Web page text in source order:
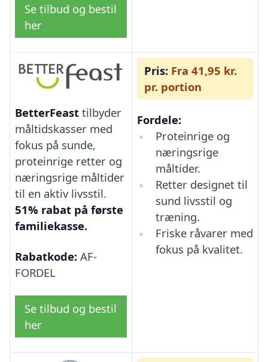
Se tilbud og bestil
her
BetterFeast tilbyder
måltidskasser med
fokus på sunde,
proteinrige retter og
næringsrige måltider
til en aktiv livsstil.
51% rabat på første
familiekasse.
Rabatkode: AF-
FORDEL
Se tilbud og bestil
her
Pris: Fra 41,95 kr.
pr. portion
Fordele:
Proteinrige og
næringsrige
måltider.
Retter designet til
sund livsstil og
træning.
Friske råvarer med
fokus på kvalitet.